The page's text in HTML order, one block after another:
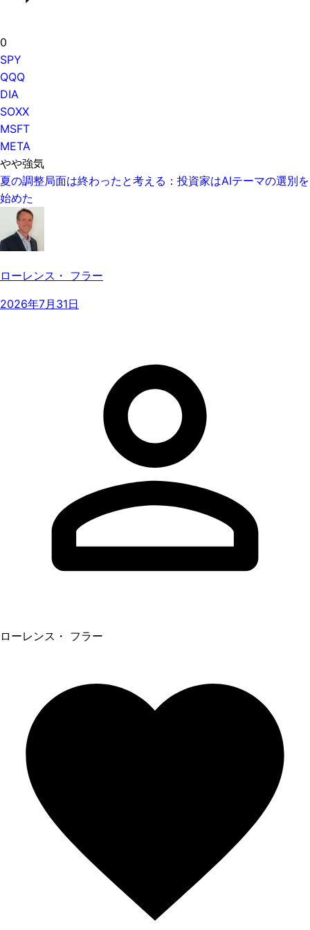
0
SPY
QQQ
DIA
SOXX
MSFT
META
やや強気
夏の調整局面は終わったと考える：投資家はAIテーマの選別を
始めた
ローレンス・ フラー
2026年7月31日
ローレンス・ フラー